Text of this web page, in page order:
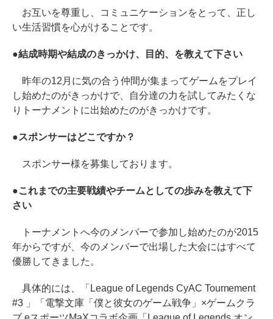
お互いを尊重し、コミュニケーションをとって、正し
い生活習慣を心がけることです。
●結成時期や結成のきっかけ、目的、を教えて下さい
昨年の12月に気の合う仲間が集まってゲームをプレイ
し始めたのがきっかけで、自分達の力を試してみたくな
りトーナメントに出始めたのがきっかけです。
●スポンサーはどこですか？
スポンサー様を募集しております。
●これまでの主要戦績やチームとしての歩みを教えて下
さい
トーナメントへ今のメンバーで参加し始めたのが2015
年からですが、今のメンバーで出場した大会にはすべて
優勝してきました。
具体的には、「League of Legends CyAC Tournement
#3 」「電撃文庫「僕と彼女のゲーム戦争」×ゲームクラ